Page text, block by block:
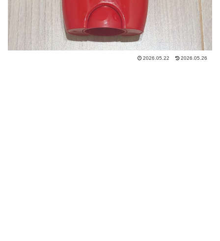
2026.05.22 2026.05.26